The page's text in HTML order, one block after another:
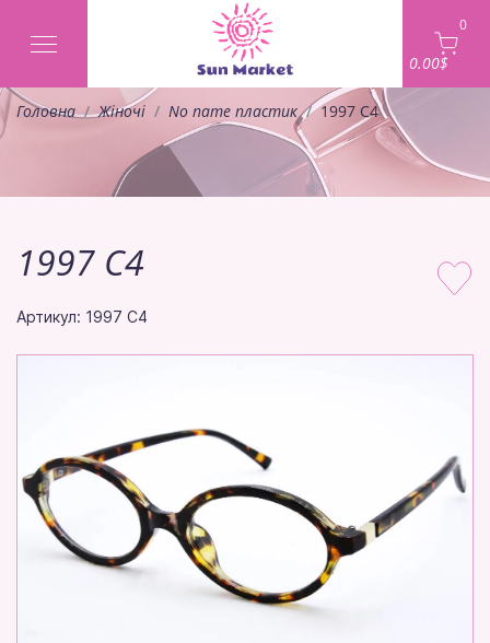
0
0.00$
Головна Жіночі No name пластик 1997 C4
1997 C4
Артикул: 1997 C4